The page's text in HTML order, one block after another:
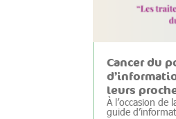
Cancer du
leurs
À l’occasion de
guide